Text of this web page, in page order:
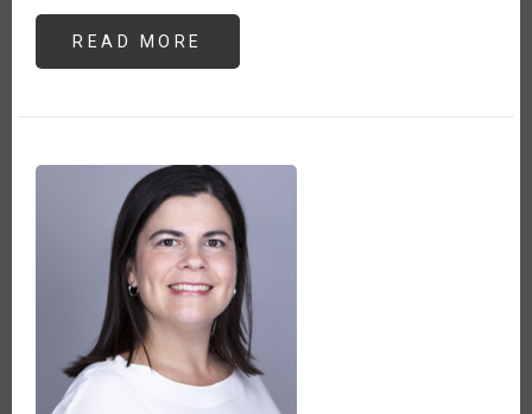
READ MORE
TEMAS
EN
LA
DUODÉCIMA
CONFERENCIA
MINISTERIAL
DE
LA
OMC